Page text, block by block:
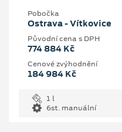
Pobočka
Ostrava - Vítkovice
Původní cena s DPH
774 884 Kč
Cenové zvýhodnění
184 984 Kč
1 l
6st. manuální